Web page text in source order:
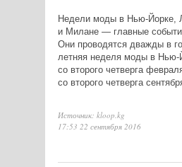
Недели моды в Нью-Йорке,
и Милане — главные
Они проводятся дважды в
летняя неделя моды в Нью-
со второго четверга
со второго четверга
Источник: kloop.kg
17:53 22 сентября 2016